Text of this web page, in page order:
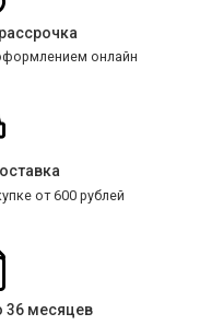
онлайн
от 600 рублей
36 месяцев